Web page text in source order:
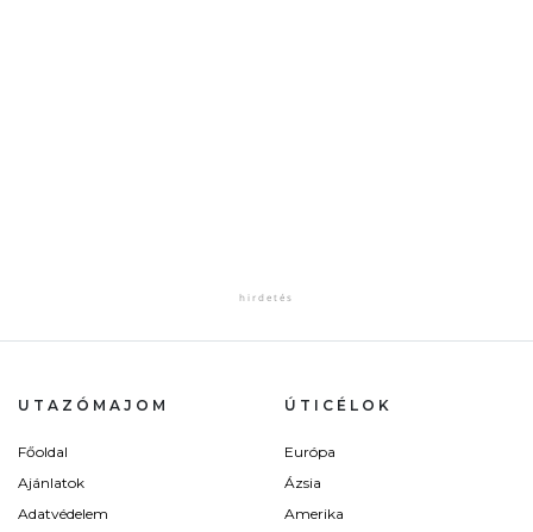
UTAZÓMAJOM
Főoldal
Ajánlatok
Adatvédelem
ÚTICÉLOK
Európa
Ázsia
Amerika